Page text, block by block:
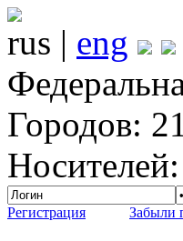
rus | eng
Городов:
Регистрация Забыли